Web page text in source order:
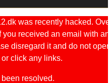
was recently hacked. Ove
received an email with an
disregard it and do not open
click any links.
resolved.